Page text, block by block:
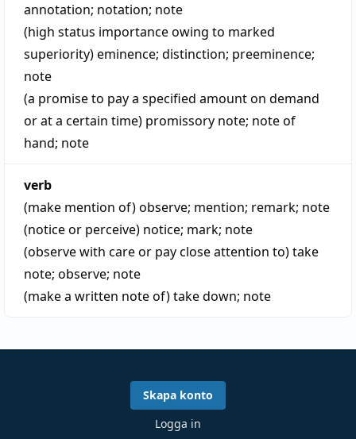
annotation; notation; note
(high status importance owing to marked
superiority)eminence; distinction; preeminence;
note
(a promise to pay a specified amount on demand
or at a certain time) promissory note; note of
hand; note
verb
(make mention of)observe; mention; remark; note
(notice or perceive) notice; mark; note
(observe with care or pay close attention to)take
note; observe; note
(make a written note of)take down; note
Skapa konto
Logga in